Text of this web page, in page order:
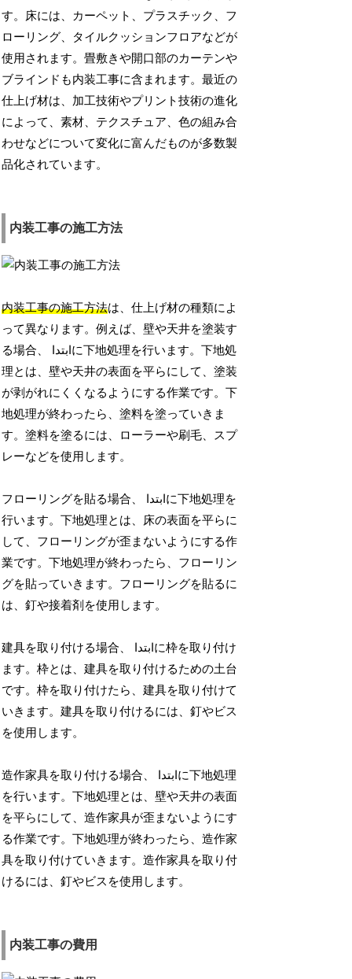
す。床には、カーペット、プラスチック、フ
ローリング、タイルクッションフロアなどが
使用されます。畳敷きや開口部のカーテンや
ブラインドも内装工事に含まれます。最近の
仕上げ材は、加工技術やプリント技術の進化
によって、素材、テクスチュア、色の組み合
わせなどについて変化に富んだものが多数製
品化されています。
内装工事の施工方法
内装工事の施工方法は、仕上げ材の種類によ
って異なります。例えば、壁や天井を塗装す
る場合、 ابتداに下地処理を行います。下地処
理とは、壁や天井の表面を平らにして、塗装
が剥がれにくくなるようにする作業です。下
地処理が終わったら、塗料を塗っていきま
す。塗料を塗るには、ローラーや刷毛、スプ
レーなどを使用します。
フローリングを貼る場合、 ابتداに下地処理を
行います。下地処理とは、床の表面を平らに
して、フローリングが歪まないようにする作
業です。下地処理が終わったら、フローリン
グを貼っていきます。フローリングを貼るに
は、釘や接着剤を使用します。
建具を取り付ける場合、 ابتداに枠を取り付け
ます。枠とは、建具を取り付けるための土台
です。枠を取り付けたら、建具を取り付けて
いきます。建具を取り付けるには、釘やビス
を使用します。
造作家具を取り付ける場合、 ابتداに下地処理
を行います。下地処理とは、壁や天井の表面
を平らにして、造作家具が歪まないようにす
る作業です。下地処理が終わったら、造作家
具を取り付けていきます。造作家具を取り付
けるには、釘やビスを使用します。
内装工事の費用